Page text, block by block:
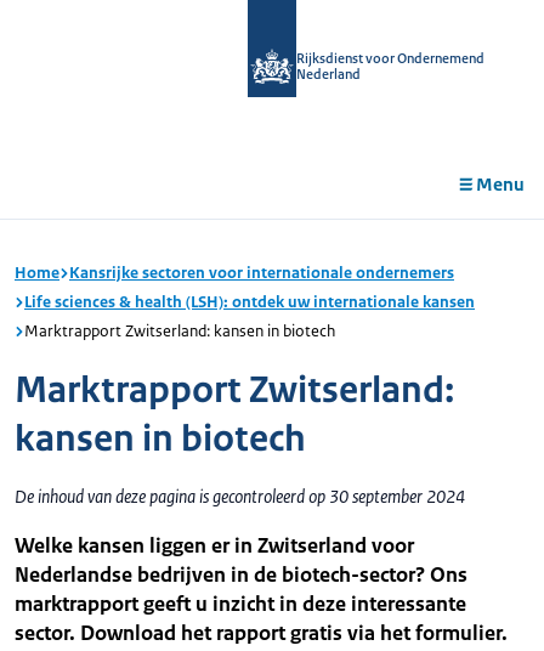
Rijksdienst voor Ondernemend
Nederland
Menu
Home Kansrijke sectoren voor internationale ondernemers
Life sciences & health (LSH): ontdek uw internationale kansen
Marktrapport Zwitserland: kansen in biotech
Marktrapport Zwitserland:
kansen in biotech
De inhoud van deze pagina is gecontroleerd op 30 september 2024
Welke kansen liggen er in Zwitserland voor
Nederlandse bedrijven in de biotech-sector? Ons
marktrapport geeft u inzicht in deze interessante
sector. Download het rapport gratis via het formulier.